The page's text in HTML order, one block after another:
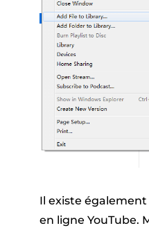
Il existe
en ligne YouTube.